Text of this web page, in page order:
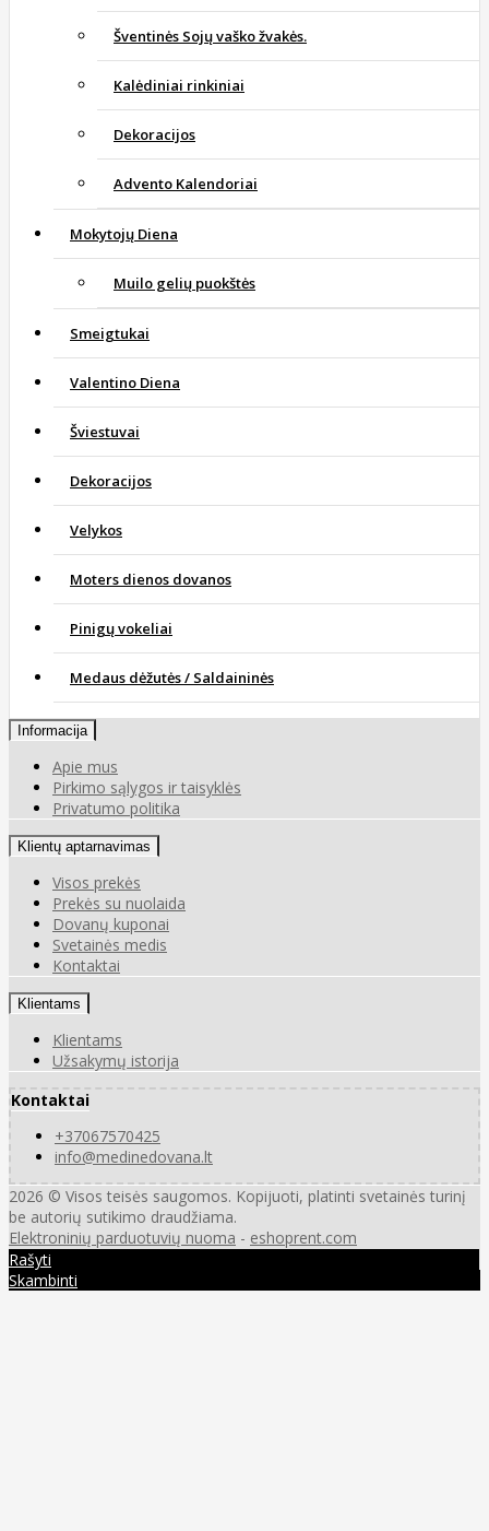
Šventinės Sojų vaško žvakės.
Kalėdiniai rinkiniai
Dekoracijos
Advento Kalendoriai
Mokytojų Diena
Muilo gelių puokštės
Smeigtukai
Valentino Diena
Šviestuvai
Dekoracijos
Velykos
Moters dienos dovanos
Pinigų vokeliai
Medaus dėžutės / Saldaininės
Informacija
Apie mus
Pirkimo sąlygos ir taisyklės
Privatumo politika
Klientų aptarnavimas
Visos prekės
Prekės su nuolaida
Dovanų kuponai
Svetainės medis
Kontaktai
Klientams
Klientams
Užsakymų istorija
Kontaktai
+37067570425
info@medinedovana.lt
2026 © Visos teisės saugomos. Kopijuoti, platinti svetainės turinį
be autorių sutikimo draudžiama.
Elektroninių parduotuvių nuoma - eshoprent.com
Rašyti
Skambinti